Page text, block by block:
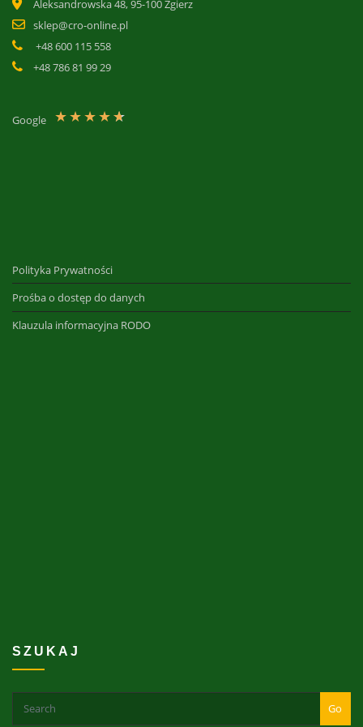
Aleksandrowska 48, 95-100 Zgierz
sklep@cro-online.pl
+48 600 115 558
+48 786 81 99 29
Google ★★★★★
Polityka Prywatności
Prośba o dostęp do danych
Klauzula informacyjna RODO
SZUKAJ
Go